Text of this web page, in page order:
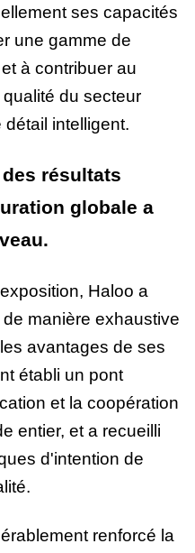
ses capacités
une gamme de
à contribuer au
du secteur
intelligent.
résultats
globale a
Haloo a
manière exhaustive
avantages de ses
établi un pont
et la coopération
entier, et a recueilli
d'intention de
renforcé la